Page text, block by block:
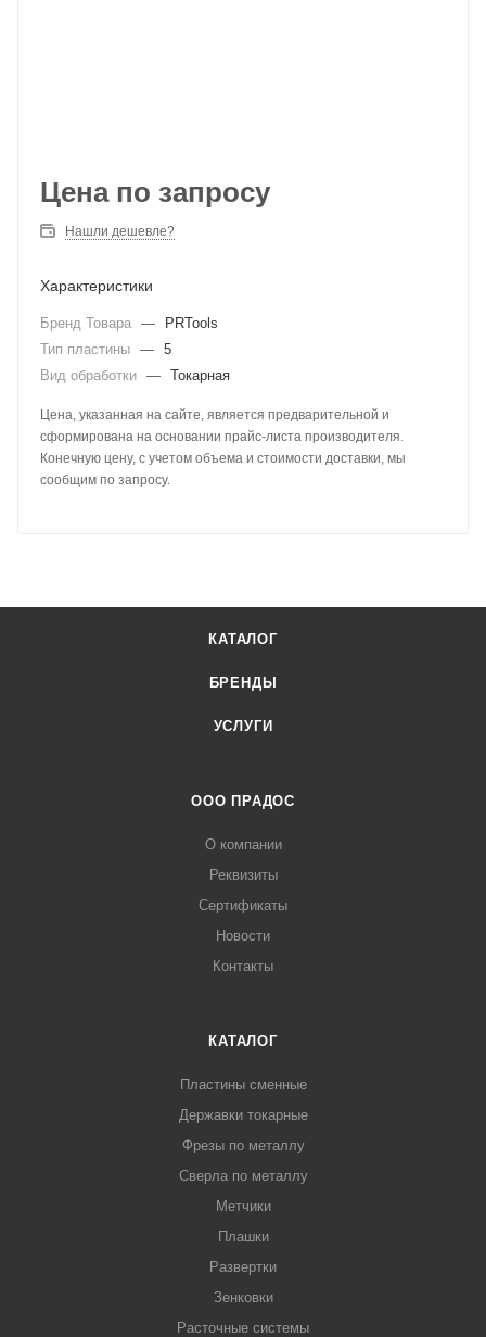
Цена по запросу
Нашли дешевле?
Характеристики
Бренд Товара —
PRTools
Тип пластины — 5
Вид обработки — Токарная
Цена, указанная на сайте, является предварительной и
сформирована на основании прайс-листа производителя.
Конечную цену, с учетом объема и стоимости доставки, мы
сообщим по запросу.
КАТАЛОГ
БРЕНДЫ
УСЛУГИ
ООО ПРАДОС
О компании
Реквизиты
Сертификаты
Новости
Контакты
КАТАЛОГ
Пластины сменные
Державки токарные
Фрезы по металлу
Сверла по металлу
Метчики
Плашки
Развертки
Зенковки
Расточные системы